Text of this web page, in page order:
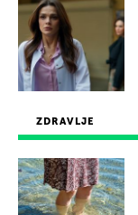
ZDRAVLJE